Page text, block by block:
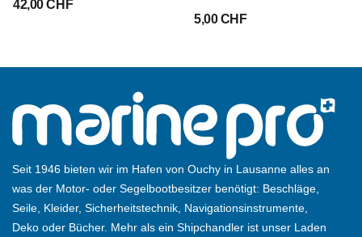
42,00 CHF
5,00 CHF
Seit 1946 bieten wir im Hafen von Ouchy in Lausanne alles an
was der Motor- oder Segelbootbesitzer benötigt: Beschläge,
Seile, Kleider, Sicherheitstechnik, Navigationsinstrumente,
Deko oder Bücher. Mehr als ein Shipchandler ist unser Laden